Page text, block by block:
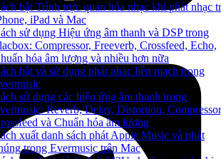
bật Trình trực quan hóa nhạc khi phát nhạc
iPad và Mac
sử dụng Hiệu ứng âm thanh và DSP trong
Compressor, Freeverb, Crossfeed, Echo,
hóa âm lượng và nhiều hơn nữa
bật và sử dụng phát nhạc liền mạch trong
sử dụng các hiệu ứng âm thanh trong
Reverb, Delay, Distortion,
và Chuẩn hóa âm lượng
xuất danh sách phát Apple Music và phát
trong Evermusic trên Mac